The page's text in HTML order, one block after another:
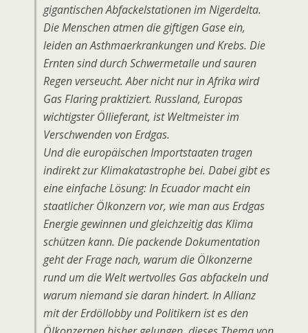
gigantischen Abfackelstationen im Nigerdelta.
Die Menschen atmen die giftigen Gase ein,
leiden an Asthmaerkrankungen und Krebs. Die
Ernten sind durch Schwermetalle und sauren
Regen verseucht. Aber nicht nur in Afrika wird
Gas Flaring praktiziert. Russland, Europas
wichtigster Öllieferant, ist Weltmeister im
Verschwenden von Erdgas.
Und die europäischen Importstaaten tragen
indirekt zur Klimakatastrophe bei. Dabei gibt es
eine einfache Lösung: In Ecuador macht ein
staatlicher Ölkonzern vor, wie man aus Erdgas
Energie gewinnen und gleichzeitig das Klima
schützen kann. Die packende Dokumentation
geht der Frage nach, warum die Ölkonzerne
rund um die Welt wertvolles Gas abfackeln und
warum niemand sie daran hindert. In Allianz
mit der Erdöllobby und Politikern ist es den